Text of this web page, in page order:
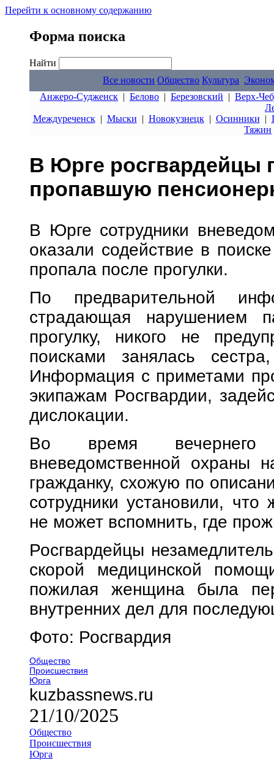
Перейти к основному содержанию
Форма поиска
Найти
Все новости Общество Культура
Анжеро-Судженск | Белово | Березовский | Верх-
Междуреченск| Мыски | Новокузнецк| Осинники |
Тяжин
В Юрге росгвардейцы
пропавшую
В Юрге сотрудники
оказали содействие в
пропала после прогулки.
По предварительной
страдающая
прогулку, никого не
поисками занялась
Информация с приметами
экипажам Росгвардии,
дислокации.
Во время вечернего
вневедомственной охраны
гражданку, схожую по
сотрудники установили,
не может вспомнить, где
Росгвардейцы
скорой медицинской
пожилая женщина была
внутренних дел для
Фото: Росгвардия
Общество
Происшествия
Юрга
kuzbassnews.ru
21/10/2025
Общество
Происшествия
Юрга